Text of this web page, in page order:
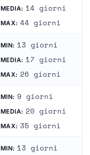
MEDIA: 14 giorni
MAX: 44 giorni
MIN: 13 giorni
MEDIA: 17 giorni
MAX: 26 giorni
MIN: 9 giorni
MEDIA: 20 giorni
MAX: 35 giorni
MIN: 13 giorni